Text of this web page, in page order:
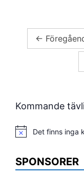
←
Kommande
Notis Det finns inga
SPONSORER